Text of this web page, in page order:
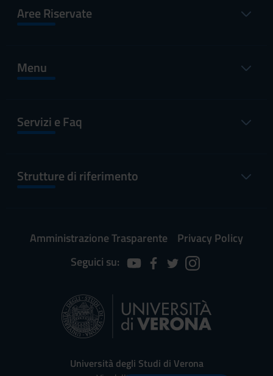
Aree Riservate
Menu
Servizi e Faq
Strutture di riferimento
Amministrazione Trasparente
Privacy Policy
Seguici su:
Università degli Studi di Verona